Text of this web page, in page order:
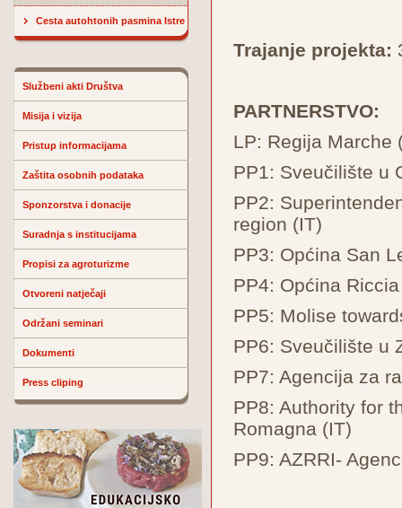
Cesta autohtonih pasmina Istre
Službeni akti Društva
Misija i vizija
Pristup informacijama
Zaštita osobnih podataka
Sponzorstva i donacije
Suradnja s institucijama
Propisi za agroturizme
Otvoreni natječaji
Održani seminari
Dokumenti
Press cliping
Trajanje projekta:
PARTNERSTVO:
LP: Regija Marche
PP1: Sveučilište u
PP2:
region (IT)
PP3: Općina San
PP4: Općina
PP5: Molise
PP6: Sveučilište u
PP7: Agencija za
PP8: Authority for
Romagna (IT)
PP9: AZRRI-